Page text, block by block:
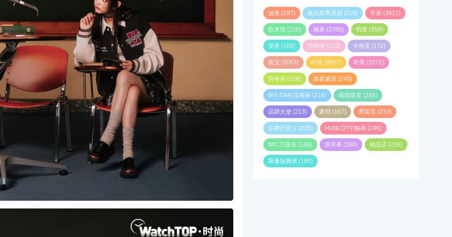
迪奥 (197) 格拉苏蒂原创 (216) 手表 (3811)
欧米茄 (220) 腕表 (2786) 明星 (358)
穿搭 (169) 沛纳海 (213) 卡地亚 (172)
珠宝 (2063) 时尚 (9057) 时装 (2072)
百年灵 (158) 路易威登 (249)
BVLGARI宝格丽 (218) 高级珠宝 (268)
品牌大使 (213) 萧邦 (167) 蒂芙尼 (233)
品牌代言人 (235) HUBLOT宇舶表 (246)
IWC万国表 (168) 浪琴表 (160) 精品店 (226)
限量版腕表 (180)